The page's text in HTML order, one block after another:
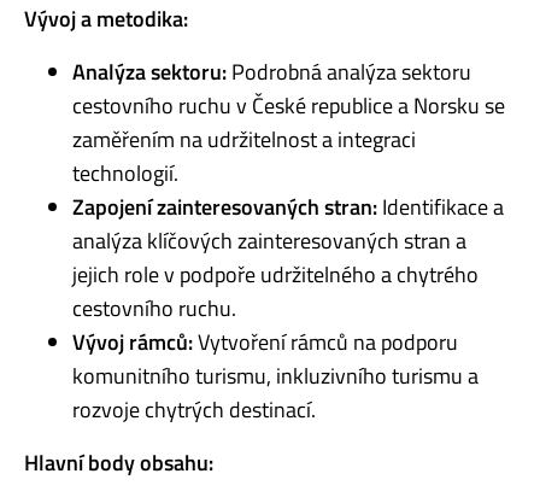
Vývoj a metodika:
Analýza sektoru:Podrobná analýza sektoru
cestovního ruchu v České republice a Norsku se
zaměřením na udržitelnost a integraci
technologií.
Zapojení zainteresovaných stran:Identifikace a
analýza klíčových zainteresovaných stran a
jejich role v podpoře udržitelného a chytrého
cestovního ruchu.
Vývoj rámců:Vytvoření rámců na podporu
komunitního turismu, inkluzivního turismu a
rozvoje chytrých destinací.
Hlavní body obsahu: